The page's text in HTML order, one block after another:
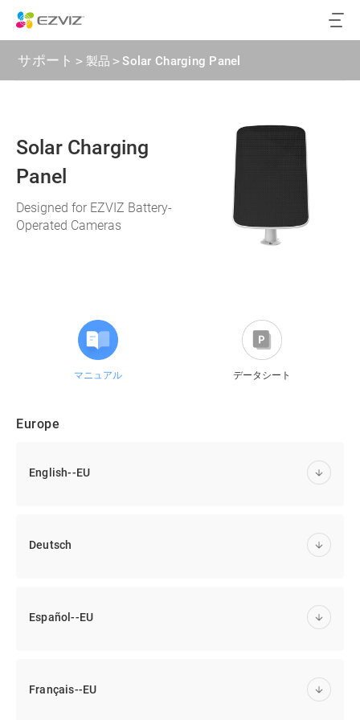
サポート > 製品 > Solar Charging Panel
Solar Charging
Panel
Designed for EZVIZ Battery-
Operated Cameras
マニュアル データシート
Europe
English--EU
Deutsch
Español--EU
Français--EU